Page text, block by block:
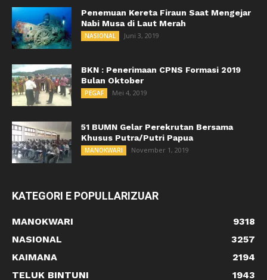
Penemuan Kereta Firaun Saat Mengejar
Nabi Musa di Laut Merah
NASIONAL Juni 3, 2019
BKN : Penerimaan CPNS Formasi 2019
Bulan Oktober
PEGAF Mei 4, 2019
51 BUMN Gelar Perekrutan Bersama
Khusus Putra/Putri Papua
MANOKWARI November 1, 2019
KATEGORI E POPULLARIZUAR
MANOKWARI
9318
NASIONAL
3257
KAIMANA
2194
TELUK BINTUNI
1943